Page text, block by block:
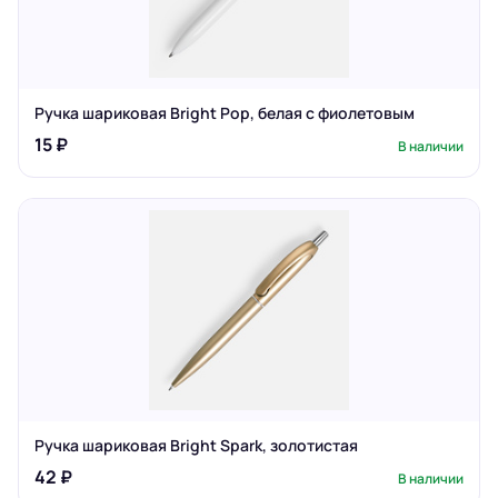
Ручка шариковая Bright Pop, белая с фиолетовым
15 ₽ В наличии
Ручка шариковая Bright Spark, золотистая
42 ₽ В наличии